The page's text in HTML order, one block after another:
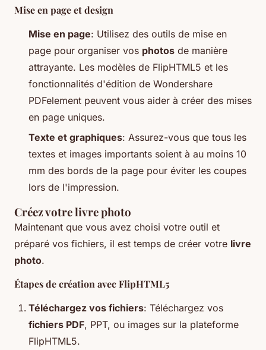
Mise en page et design
Mise en page: Utilisez des outils de mise en
page pour organiser vos photos de manière
attrayante. Les modèles de FlipHTML5 et les
fonctionnalités d'édition de Wondershare
PDFelement peuvent vous aider à créer des mises
en page uniques.
Texte et graphiques: Assurez-vous que tous les
textes et images importants soient à au moins 10
mm des bords de la page pour éviter les coupes
lors de l'impression.
Créez votre livre photo
Maintenant que vous avez choisi votre outil et
préparé vos fichiers, il est temps de créer votre livre
photo.
Étapes de création avec FlipHTML5
Téléchargez vos fichiers: Téléchargez vos
fichiers PDF, PPT, ou images sur la plateforme
FlipHTML5.